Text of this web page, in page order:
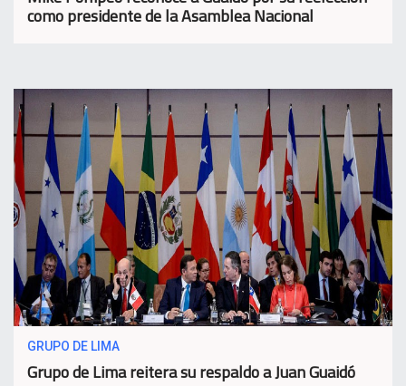
como presidente de la Asamblea Nacional
GRUPO DE LIMA
Grupo de Lima reitera su respaldo a Juan Guaidó